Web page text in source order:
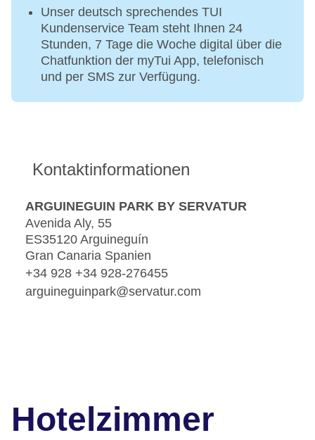
Unser deutsch sprechendes TUI
Kundenservice Team steht Ihnen 24
Stunden, 7 Tage die Woche digital über die
Chatfunktion der myTui App, telefonisch
und per SMS zur Verfügung.
Kontaktinformationen
ARGUINEGUIN PARK BY SERVATUR
Avenida Aly, 55
ES35120 Arguineguín
Gran Canaria Spanien
+34 928 +34 928-276455
arguineguinpark@servatur.com
Hotelzimmer